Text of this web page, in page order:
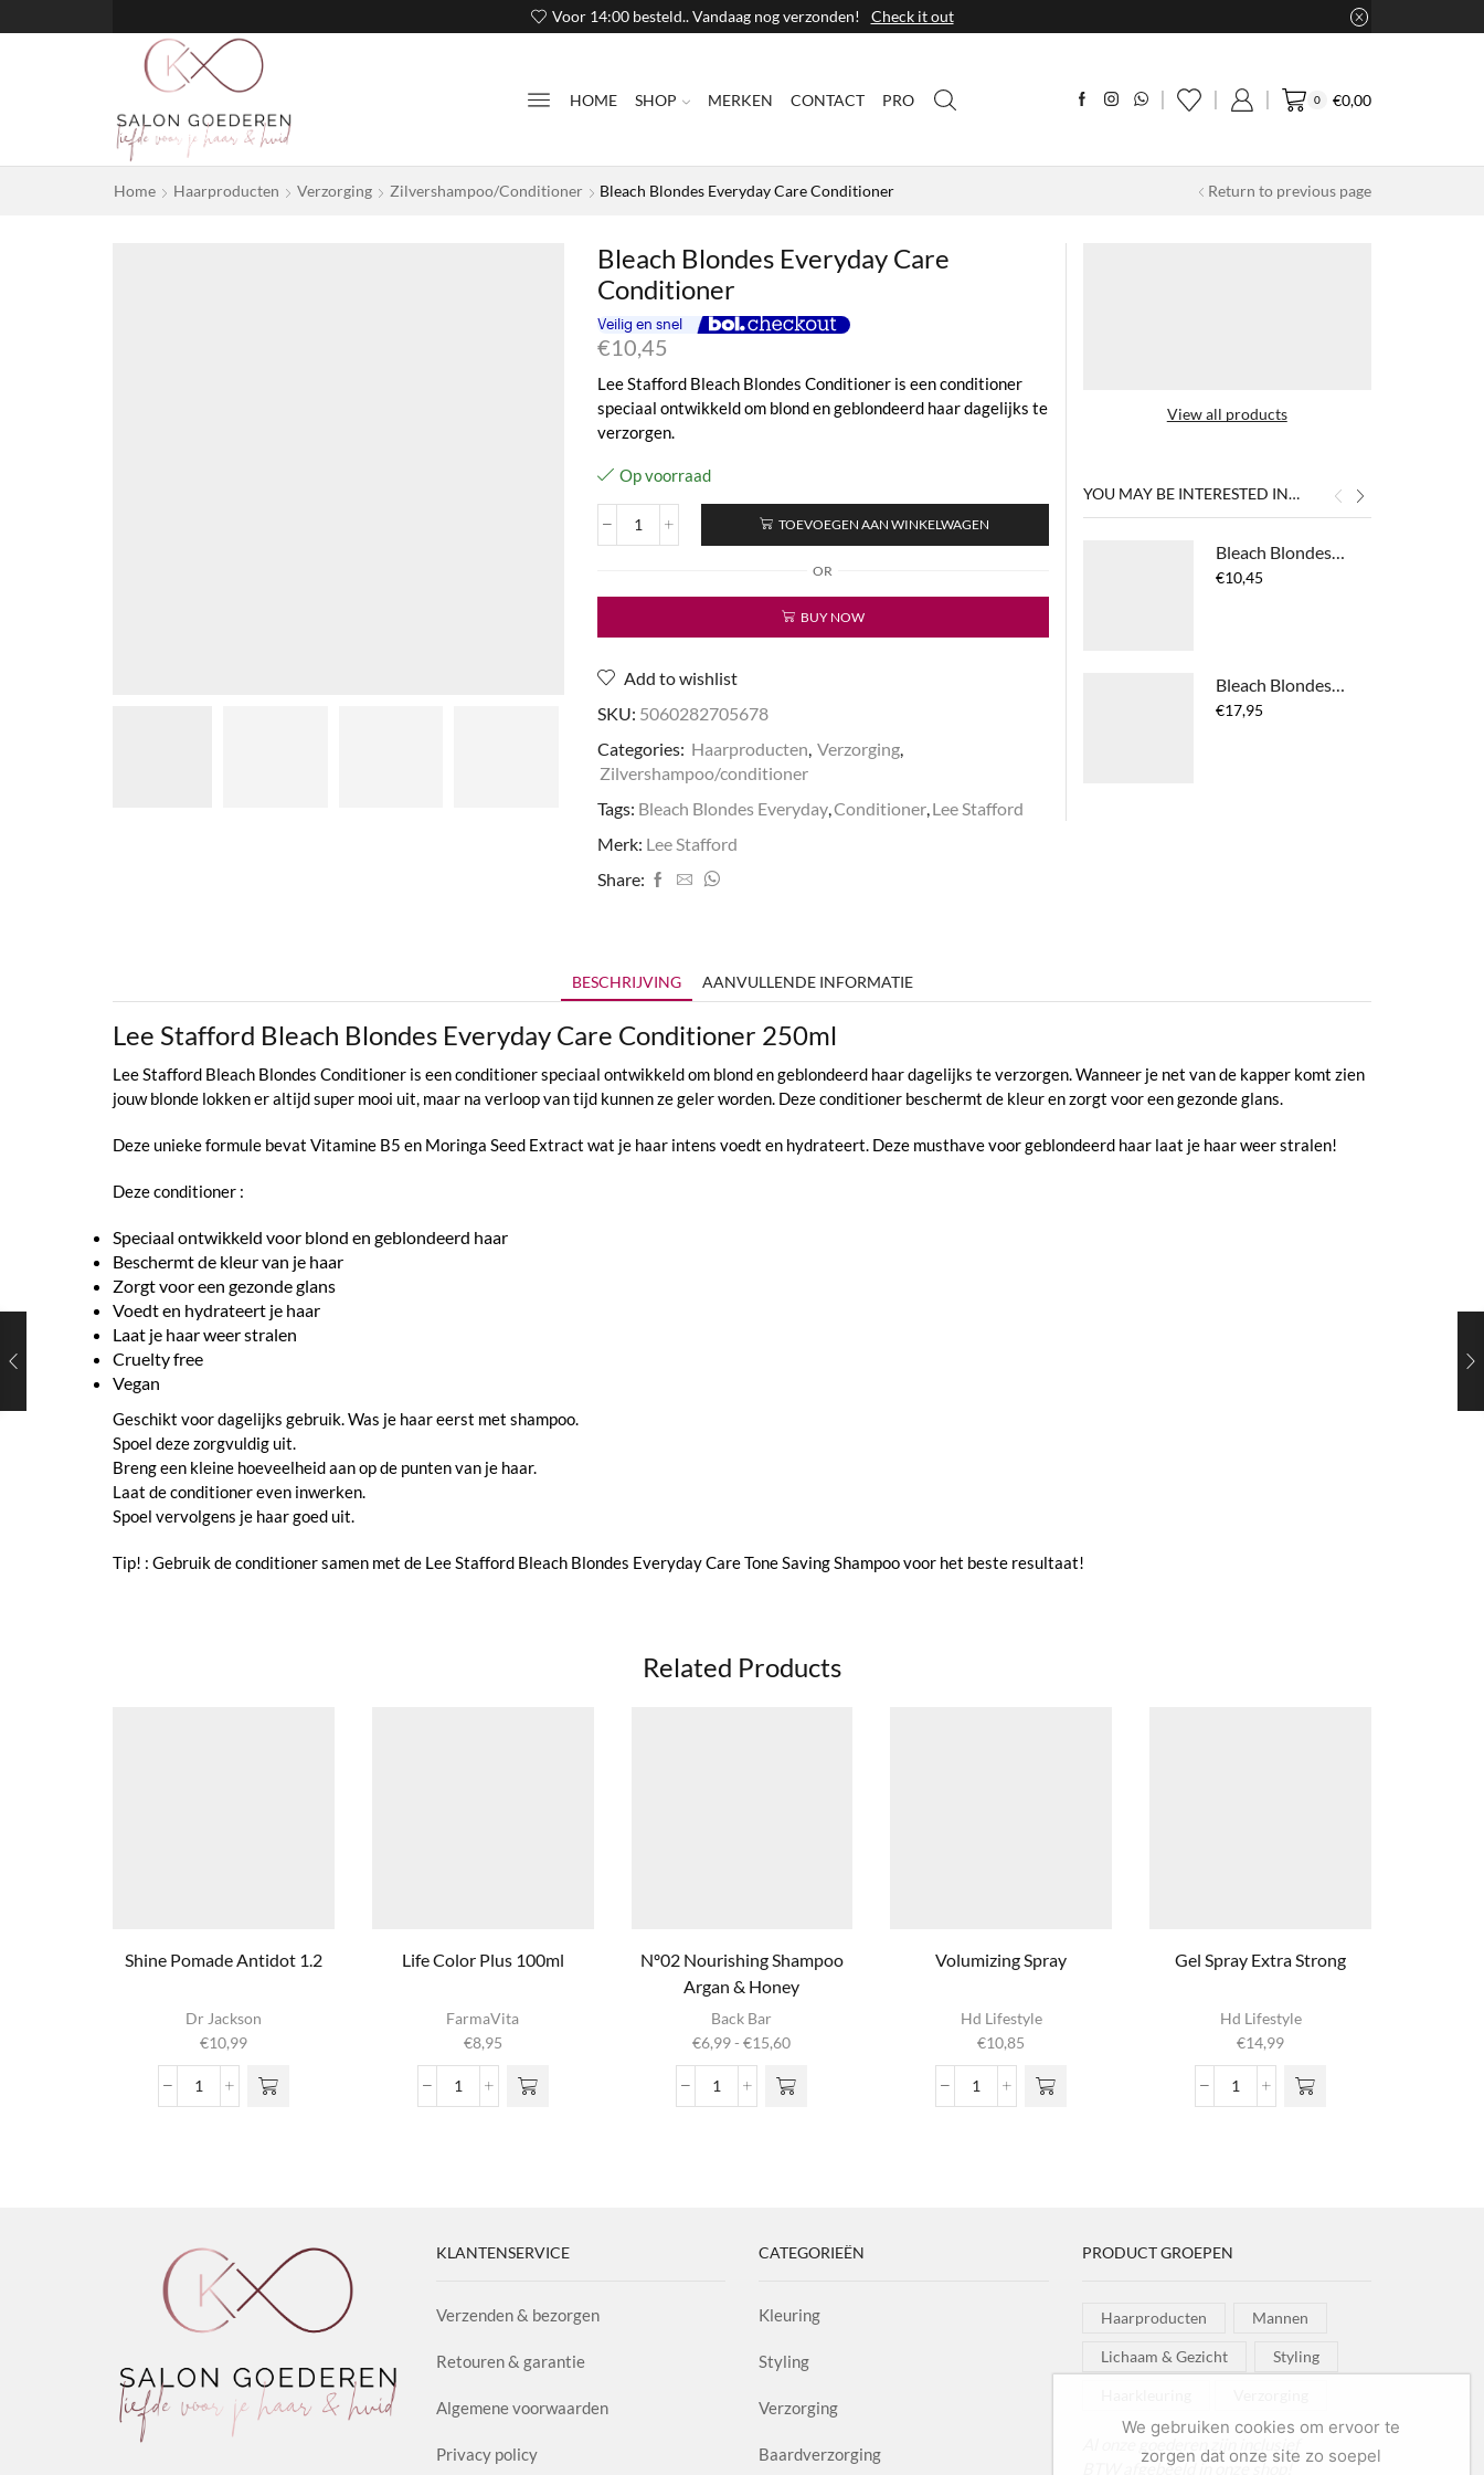
Voor 14:00 besteld.. Vandaag nog verzonden! Check it out
HOME SHOP MERKEN CONTACT PRO 0 €0,00
Home Haarproducten Verzorging Zilvershampoo/conditioner Bleach Blondes Everyday Care Conditioner Return to previous page
Bleach Blondes Everyday Care
Conditioner
€10,45
Lee Stafford Bleach Blondes Conditioner is een conditioner
speciaal ontwikkeld om blond en geblondeerd haar dagelijks te
verzorgen.
Op voorraad
Bleach
Care
aantal
TOEVOEGEN AAN WINKELWAGEN
OR
BUY NOW
Add to wishlist
SKU: 5060282705678
Categories: Haarproducten, Verzorging,
Zilvershampoo/conditioner
Tags: Bleach Blondes Everyday,Conditioner,Lee Stafford
Merk: Lee Stafford
Share:
View all products
YOU MAY BE INTERESTED IN…
Bleach Blondes Everyday Care Shampoo
€10,45
Bleach Blondes Everyday Care Golden Girl Oil
€17,95
BESCHRIJVING AANVULLENDE INFORMATIE
Lee Stafford Bleach Blondes Everyday Care Conditioner 250ml
Lee Stafford Bleach Blondes Conditioner is een conditioner speciaal ontwikkeld om blond en geblondeerd haar dagelijks te verzorgen. Wanneer je net van de kapper komt zien
jouw blonde lokken er altijd super mooi uit, maar na verloop van tijd kunnen ze geler worden. Deze conditioner beschermt de kleur en zorgt voor een gezonde glans.
Deze unieke formule bevat Vitamine B5 en Moringa Seed Extract wat je haar intens voedt en hydrateert. Deze musthave voor geblondeerd haar laat je haar weer stralen!
Deze conditioner :
Speciaal ontwikkeld voor blond en geblondeerd haar
Beschermt de kleur van je haar
Zorgt voor een gezonde glans
Voedt en hydrateert je haar
Laat je haar weer stralen
Cruelty free
Vegan
Geschikt voor dagelijks gebruik. Was je haar eerst met shampoo.
Spoel deze zorgvuldig uit.
Breng een kleine hoeveelheid aan op de punten van je haar.
Laat de conditioner even inwerken.
Spoel vervolgens je haar goed uit.
Tip! : Gebruik de conditioner samen met de Lee Stafford Bleach Blondes Everyday Care Tone Saving Shampoo voor het beste resultaat!
Related Products
Shine Pomade Antidot 1.2
Dr Jackson
€10,99
Shine
Life Color Plus 100ml
FarmaVita
€8,95
Life
heeft
meerdere
optie kan
Nº02 Nourishing Shampoo
Argan & Honey
Back Bar
€6,99 - €15,60Prijsklasse:
tot
Nº02
heeft
meerdere
optie kan
Volumizing Spray
Hd Lifestyle
€10,85
Volumizing
Gel Spray Extra Strong
Hd Lifestyle
€14,99
Gel
KLANTENSERVICE
Verzenden & bezorgen
Retouren & garantie
Algemene voorwaarden
Privacy policy
CATEGORIEËN
Kleuring
Styling
Verzorging
Baardverzorging
PRODUCT GROEPEN
Haarproducten Mannen
Lichaam & Gezicht Styling
Al onze goederen zijn inclusief
BTW afgebeeld in onze shop!
We gebruiken cookies om ervoor te
zorgen dat onze site zo soepel